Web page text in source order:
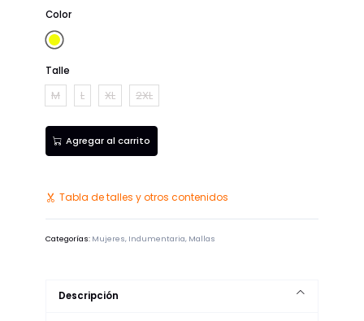
Color
Amarillo
Talle
M L XL 2XL
Agregar al carrito
Tabla de talles y otros contenidos
Categorías: Mujeres, Indumentaria, Mallas
Descripción